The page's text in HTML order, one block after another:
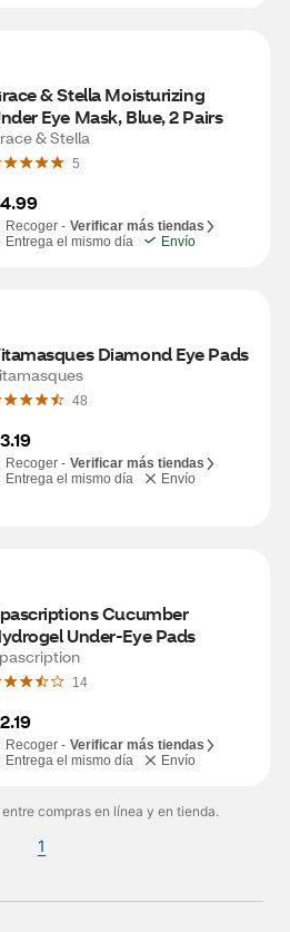
& Stella Moisturizing
Eye Mask, Blue, 2 Pairs
& Stella
5
Recoger - Verificar más tiendas
Entrega el mismo día
Envío
Diamond Eye Pads
48
Recoger - Verificar más tiendas
Entrega el mismo día
Envío
Cucumber
Under-Eye Pads
14
Recoger - Verificar más tiendas
Entrega el mismo día
Envío
compras en línea y en tienda.
1